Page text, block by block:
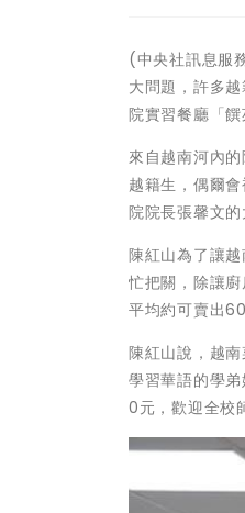
(中央社訊息服
大問題，許多
院實習餐廳「
來自越南河內
越籍生，偶爾
院院長張馨文
陳紅山為了讓
忙把關，除讓
平均約可賣出
陳紅山說，越
學習華語的學
0元，歡迎全校